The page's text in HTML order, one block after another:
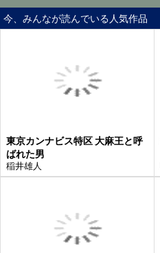
今、みんなが読んでいる人気作品
東京カンナビス特区 大麻王と呼
ばれた男
稲井雄人